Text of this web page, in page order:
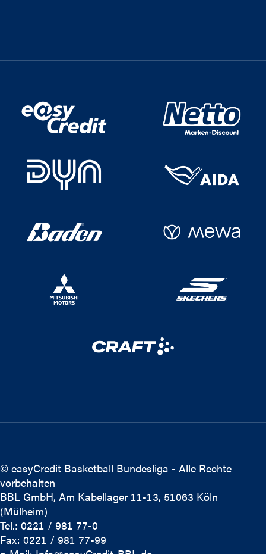
© easyCredit Basketball Bundesliga - Alle Rechte
vorbehalten
BBL GmbH, Am Kabellager 11-13, 51063 Köln
(Mülheim)
Tel.: 0221 / 981 77-0
Fax: 0221 / 981 77-99